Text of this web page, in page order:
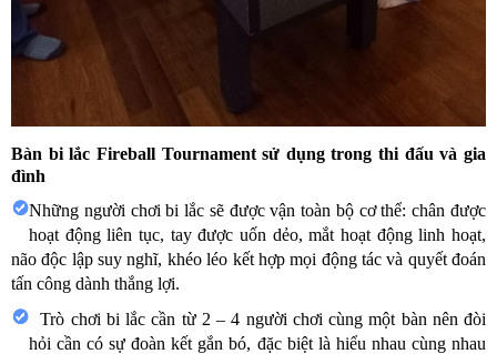
Bàn bi lắc Fireball Tournament sử dụng trong thi đấu và gia
đình
Những người chơi bi lắc sẽ được vận toàn bộ cơ thể: chân được
hoạt động liên tục, tay được uốn dẻo, mắt hoạt động linh hoạt,
não độc lập suy nghĩ, khéo léo kết hợp mọi động tác và quyết đoán
tấn công dành thắng lợi.
Trò chơi bi lắc cần từ 2 – 4 người chơi cùng một bàn nên đòi
hỏi cần có sự đoàn kết gắn bó, đặc biệt là hiểu nhau cùng nhau